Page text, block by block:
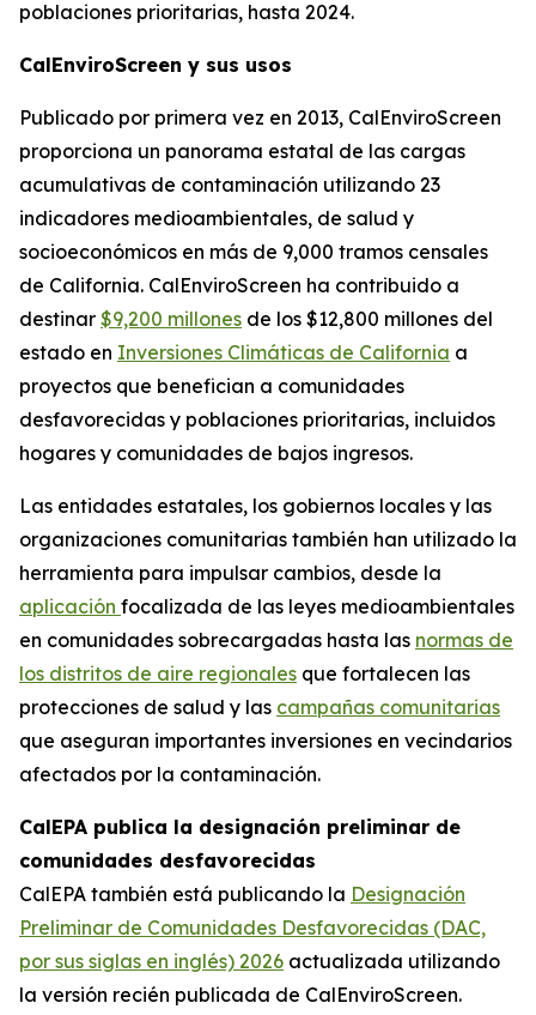
CalEnviroScreen y sus usos
Publicado por primera vez en 2013, CalEnviroScreen
proporciona un panorama estatal de las cargas
acumulativas de contaminación utilizando 23
indicadores medioambientales, de salud y
socioeconómicos en más de 9,000 tramos censales
de California. CalEnviroScreen ha contribuido a
destinar $9,200 millones de los $12,800 millones del
estado en Inversiones Climáticas de California a
proyectos que benefician a comunidades
desfavorecidas y poblaciones prioritarias, incluidos
hogares y comunidades de bajos ingresos.
Las entidades estatales, los gobiernos locales y las
organizaciones comunitarias también han utilizado la
herramienta para impulsar cambios, desde la
aplicación focalizada de las leyes medioambientales
en comunidades sobrecargadas hasta las normas de
los distritos de aire regionales que fortalecen las
protecciones de salud y las campañas comunitarias
que aseguran importantes inversiones en vecindarios
afectados por la contaminación.
CalEPA publica la designación preliminar de
comunidades desfavorecidas
CalEPA también está publicando la Designación
Preliminar de Comunidades Desfavorecidas (DAC,
por sus siglas en inglés) 2026 actualizada utilizando
la versión recién publicada de CalEnviroScreen.